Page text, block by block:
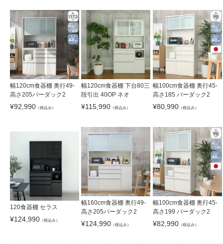
幅120cm食器棚 奥行49-
高さ205バーダック2
¥92,990 （税込み）
幅120cm食器棚 下台80三
段引出 40OP ネオ
¥115,990 （税込み）
幅100cm食器棚 奥行45-
高さ185 バーダック2
¥80,990（税込み）
120食器棚 セラス
¥124,990 （税込み）
幅160cm食器棚 奥行49-
高さ205バーダック2
¥124,990 （税込み）
幅100cm食器棚 奥行45-
高さ199 バーダック2
¥82,990（税込み）